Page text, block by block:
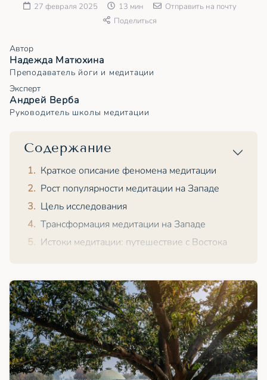
27 февраля 2025 13 мин
Отправить на почту
Поделиться
Автор
Надежда Матюхина
Преподаватель йоги и медитации
Эксперт
Андрей Верба
Руководитель школы медитации
Содержание
Краткое описание феномена медитации
Рост популярности медитации на Западе
Цель исследования
Трансформация медитации на Западе
Истоки медитации: путешествие с Востока